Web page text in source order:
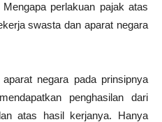
perlakuan pajak atas
swasta dan aparat negara
negara pada prinsipnya
penghasilan dari
atas hasil kerjanya. Hanya